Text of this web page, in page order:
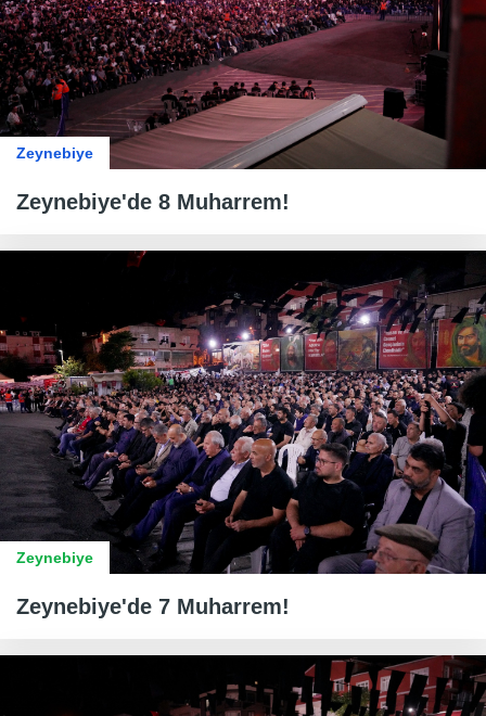
Zeynebiye
Zeynebiye'de 8 Muharrem!
Zeynebiye
Zeynebiye'de 7 Muharrem!